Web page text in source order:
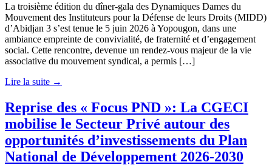
La troisième édition du dîner-gala des Dynamiques Dames du
Mouvement des Instituteurs pour la Défense de leurs Droits (MIDD)
d’Abidjan 3 s’est tenue le 5 juin 2026 à Yopougon, dans une
ambiance empreinte de convivialité, de fraternité et d’engagement
social. Cette rencontre, devenue un rendez-vous majeur de la vie
associative du mouvement syndical, a permis […]
Lire la suite →
Reprise des « Focus PND »: La CGECI
mobilise le Secteur Privé autour des
opportunités d’investissements du Plan
National de Développement 2026-2030